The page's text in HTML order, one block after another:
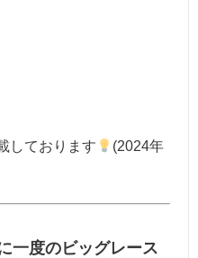
しております
(2024年
一度のビッグレース